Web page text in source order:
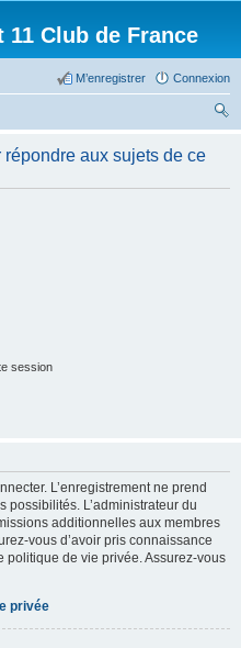
11 Club de France
Connexion
M’enregistrer
ch
aux sujets de ce
session
L’enregistrement ne prend
L’administrateur du
additionnelles aux membres
vous d’avoir pris connaissance
politique de vie privée. Assurez-vous
privée